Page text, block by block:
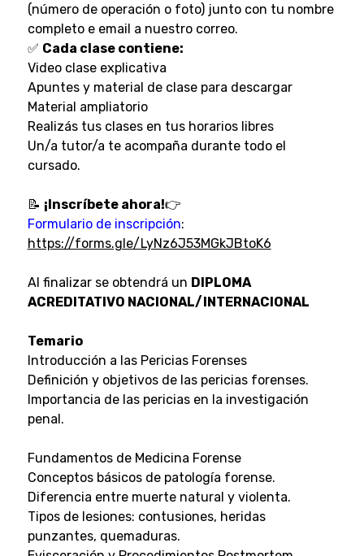
(número de operación o foto) junto con tu nombre
completo e email a nuestro correo.
✅ Cada clase contiene:
Video clase explicativa
Apuntes y material de clase para descargar
Material ampliatorio
Realizás tus clases en tus horarios libres
Un/a tutor/a te acompaña durante todo el
cursado.
📝 ¡Inscríbete ahora!👉
Formulario de inscripción:
https://forms.gle/LyNz6J53MGkJBtoK6
Al finalizar se obtendrá un DIPLOMA
ACREDITATIVO NACIONAL/INTERNACIONAL
Temario
Introducción a las Pericias Forenses
Definición y objetivos de las pericias forenses.
Importancia de las pericias en la investigación
penal.
Fundamentos de Medicina Forense
Conceptos básicos de patología forense.
Diferencia entre muerte natural y violenta.
Tipos de lesiones: contusiones, heridas
punzantes, quemaduras.